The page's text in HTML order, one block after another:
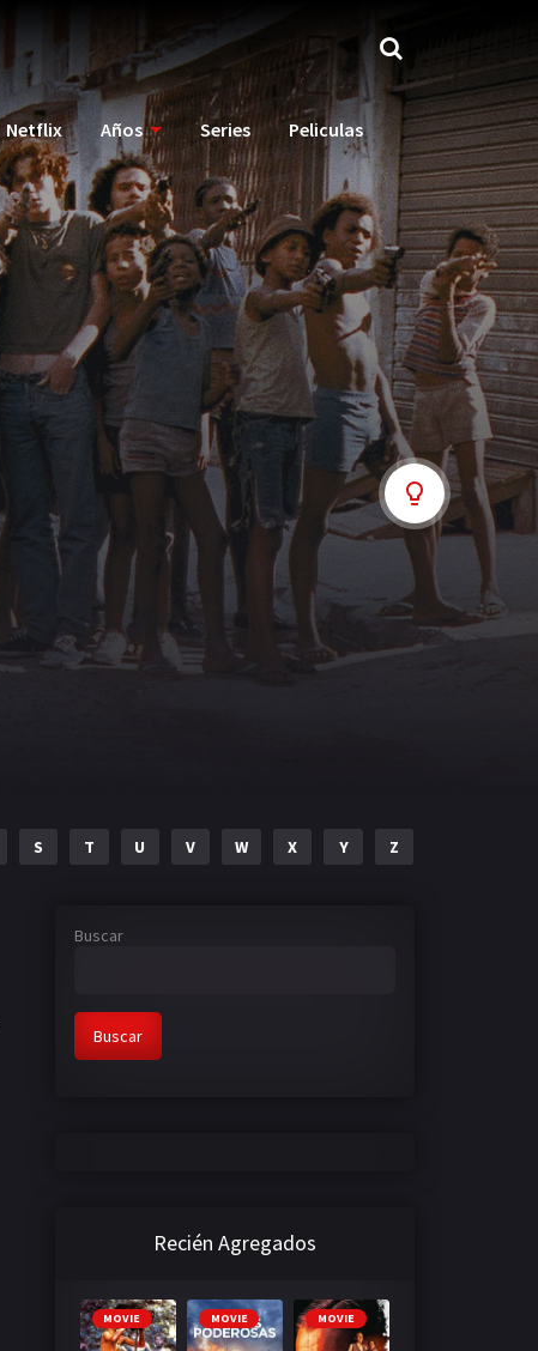
Netflix Años Series Peliculas
S T U V W X Y Z
Buscar
Buscar
Recién Agregados
MOVIE MOVIE MOVIE